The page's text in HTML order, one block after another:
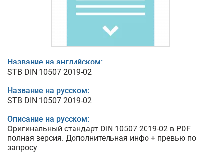
Название на английском:
STB DIN 10507 2019-02
Название на русском:
STB DIN 10507 2019-02
Описание на русском:
Оригинальный стандарт DIN 10507 2019-02 в PDF
полная версия. Дополнительная инфо + превью по
запросу